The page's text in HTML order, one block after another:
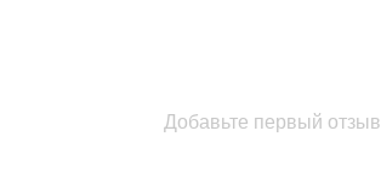
Добавьте первый отзыв